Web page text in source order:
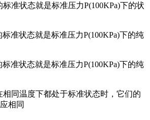
状态就是标准压力P(100KPa)下的状
状态就是标准压力P(100KPa)下的纯
状态就是标准压力P(100KPa)下的纯
同温度下都处于标准状态时，它们的
相同